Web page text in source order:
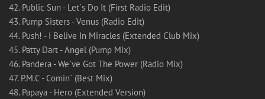
42. Public Sun - Let`s Do It (First Radio Edit)
43. Pump Sisters - Venus (Radio Edit)
44. Push! - I Belive In Miracles (Extended Club Mix)
45. Patty Dart - Angel (Pump Mix)
46. Pandera - We`ve Got The Power (Radio Mix)
47. P.M.C - Comin` (Best Mix)
48. Papaya - Hero (Extended Version)